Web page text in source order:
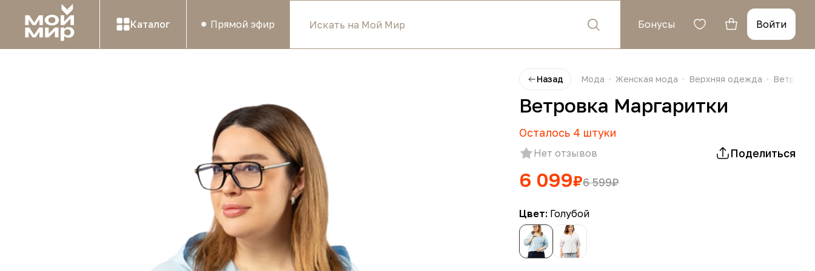
Каталог Прямой эфир Бонусы Войти
Назад Мода Женская мода Верхняя одежда Ветровки
Ветровка Маргаритки
Осталось 4 штуки
Нет отзывов Поделиться
6 099₽6 599₽
Цвет: Голубой